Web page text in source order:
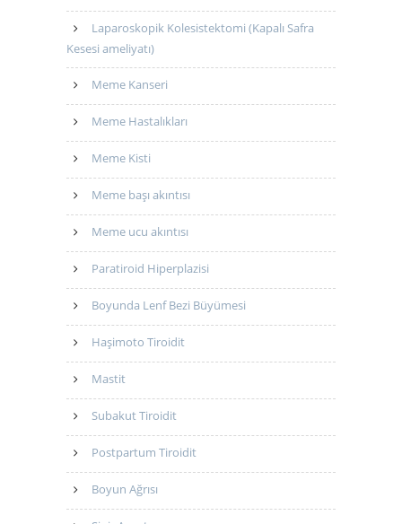
Laparoskopik Kolesistektomi (Kapalı Safra
Kesesi ameliyatı)
Meme Kanseri
Meme Hastalıkları
Meme Kisti
Meme başı akıntısı
Meme ucu akıntısı
Paratiroid Hiperplazisi
Boyunda Lenf Bezi Büyümesi
Haşimoto Tiroidit
Mastit
Subakut Tiroidit
Postpartum Tiroidit
Boyun Ağrısı